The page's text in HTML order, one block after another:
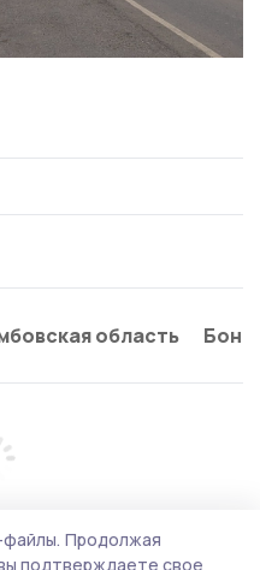
область
Продолжая
подтверждаете свое